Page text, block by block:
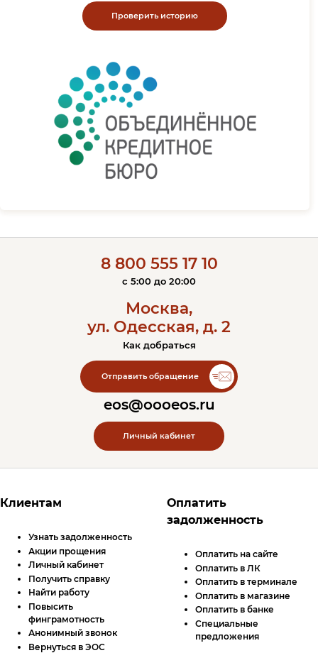
Проверить историю
8 800 555 17 10
c 5:00 до 20:00
Москва,
ул. Одесская, д. 2
Как добраться
Отправить обращение
eos@oooeos.ru
Личный кабинет
Футер сайта
Клиентам
Узнать задолженность
Акции прощения
Личный кабинет
Получить справку
Найти работу
Повысить
финграмотность
Анонимный звонок
Вернуться в ЭОС
Оплатить
задолженность
Оплатить на сайте
Оплатить вЛК
Оплатить в терминале
Оплатить в магазине
Оплатить в банке
Специальные
предложения